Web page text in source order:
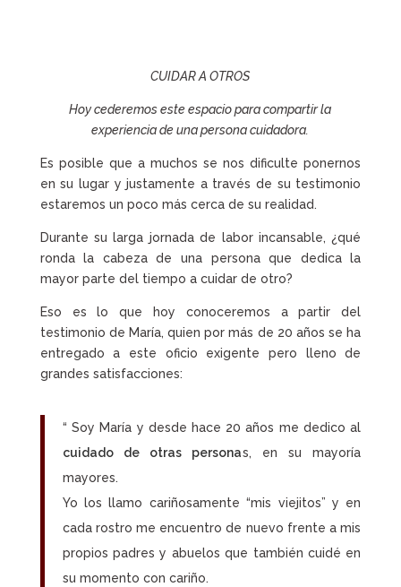
CUIDAR A OTROS
Hoy cederemos este espacio para compartir la
experiencia de una persona cuidadora.
Es posible que a muchos se nos dificulte ponernos
en su lugar y justamente a través de su testimonio
estaremos un poco más cerca de su realidad.
Durante su larga jornada de labor incansable, ¿qué
ronda la cabeza de una persona que dedica la
mayor parte del tiempo a cuidar de otro?
Eso es lo que hoy conoceremos a partir del
testimonio de María, quien por más de 20 años se ha
entregado a este oficio exigente pero lleno de
grandes satisfacciones:
“ Soy María y desde hace 20 años me dedico al
cuidado de otras personas, en su mayoría
mayores.
Yo los llamo cariñosamente “mis viejitos” y en
cada rostro me encuentro de nuevo frente a mis
propios padres y abuelos que también cuidé en
su momento con cariño.